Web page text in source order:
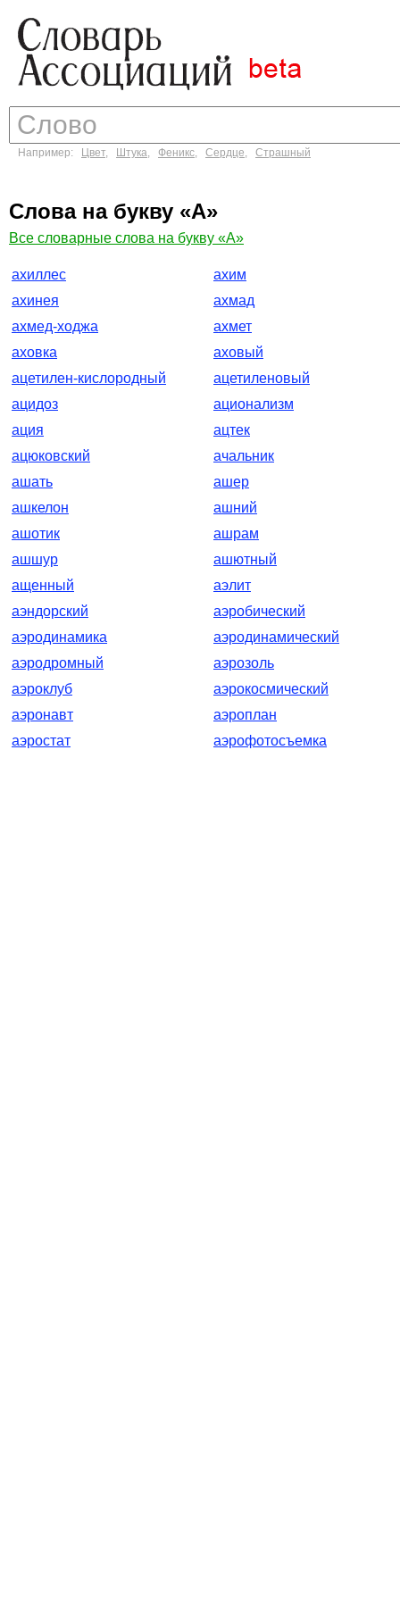
Например: Цвет, Штука, Феникс, Сердце, Страшный
Слова на букву «А»
Все словарные слова на букву «А»
ахиллес
ахим
ахинея
ахмад
ахмед-ходжа
ахмет
аховка
аховый
ацетилен-кислородный
ацетиленовый
ацидоз
ационализм
ация
ацтек
ацюковский
ачальник
ашать
ашер
ашкелон
ашний
ашотик
ашрам
ашшур
ашютный
ащенный
аэлит
аэндорский
аэробический
аэродинамика
аэродинамический
аэродромный
аэрозоль
аэроклуб
аэрокосмический
аэронавт
аэроплан
аэростат
аэрофотосъемка